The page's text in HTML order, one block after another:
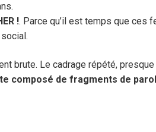
!. Parce qu’il est temps que ces
brute. Le cadrage répété,
composé de fragments de